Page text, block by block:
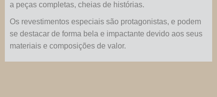
a peças completas, cheias de histórias.
Os revestimentos especiais são protagonistas, e podem
se destacar de forma bela e impactante devido aos seus
materiais e composições de valor.